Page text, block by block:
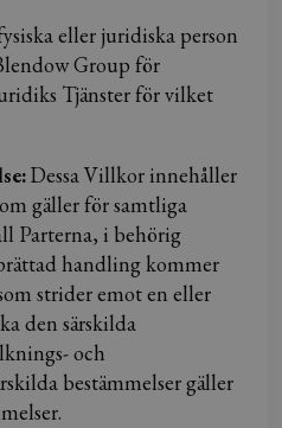
eller juridiska person
Group för
Tjänster för vilket
Dessa Villkor innehåller
gäller för samtliga
Parterna, i behörig
handling kommer
strider emot en eller
den särskilda
och
bestämmelser gäller